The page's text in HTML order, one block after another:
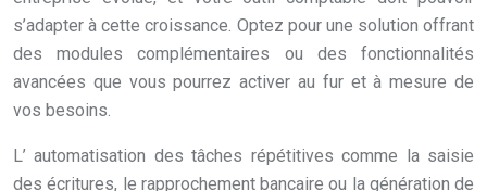
s’adapter à cette croissance. Optez pour une solution offrant
des modules complémentaires ou des fonctionnalités
avancées que vous pourrez activer au fur et à mesure de
vos besoins.
L’ automatisation des tâches répétitives comme la saisie
des écritures, le rapprochement bancaire ou la génération de